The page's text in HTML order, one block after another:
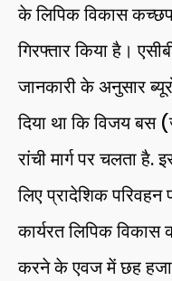
के लिपिक विकास
गिरफ्तार किया है।
जानकारी के अनुसार
दिया था कि विजय
रांची मार्ग पर चलता
लिए प्रादेशिक परिवहन
कार्यरत लिपिक
करने के एवज में छह